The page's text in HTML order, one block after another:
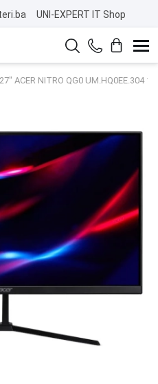
UNI-EXPERT IT Shop
27" ACER NITRO QG0 UM.HQ0EE.304